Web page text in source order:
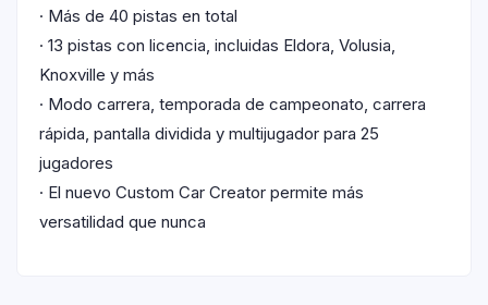
· Más de 40 pistas en total
· 13 pistas con licencia, incluidas Eldora, Volusia,
Knoxville y más
· Modo carrera, temporada de campeonato, carrera
rápida, pantalla dividida y multijugador para 25
jugadores
· El nuevo Custom Car Creator permite más
versatilidad que nunca